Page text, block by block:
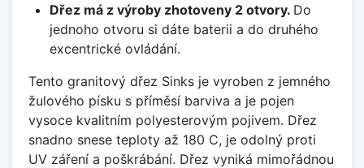
Dřez má z výroby zhotoveny 2 otvory. Do
jednoho otvoru si dáte baterii a do druhého
excentrické ovládání.
Tento granitový dřez Sinks je vyroben z jemného
žulového písku s příměsí barviva a je pojen
vysoce kvalitním polyesterovým pojivem. Dřez
snadno snese teploty až 180 C, je odolný proti
UV záření a poškrábání. Dřez vyniká mimořádnou